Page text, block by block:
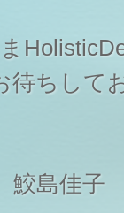
待ちして
鮫島佳子